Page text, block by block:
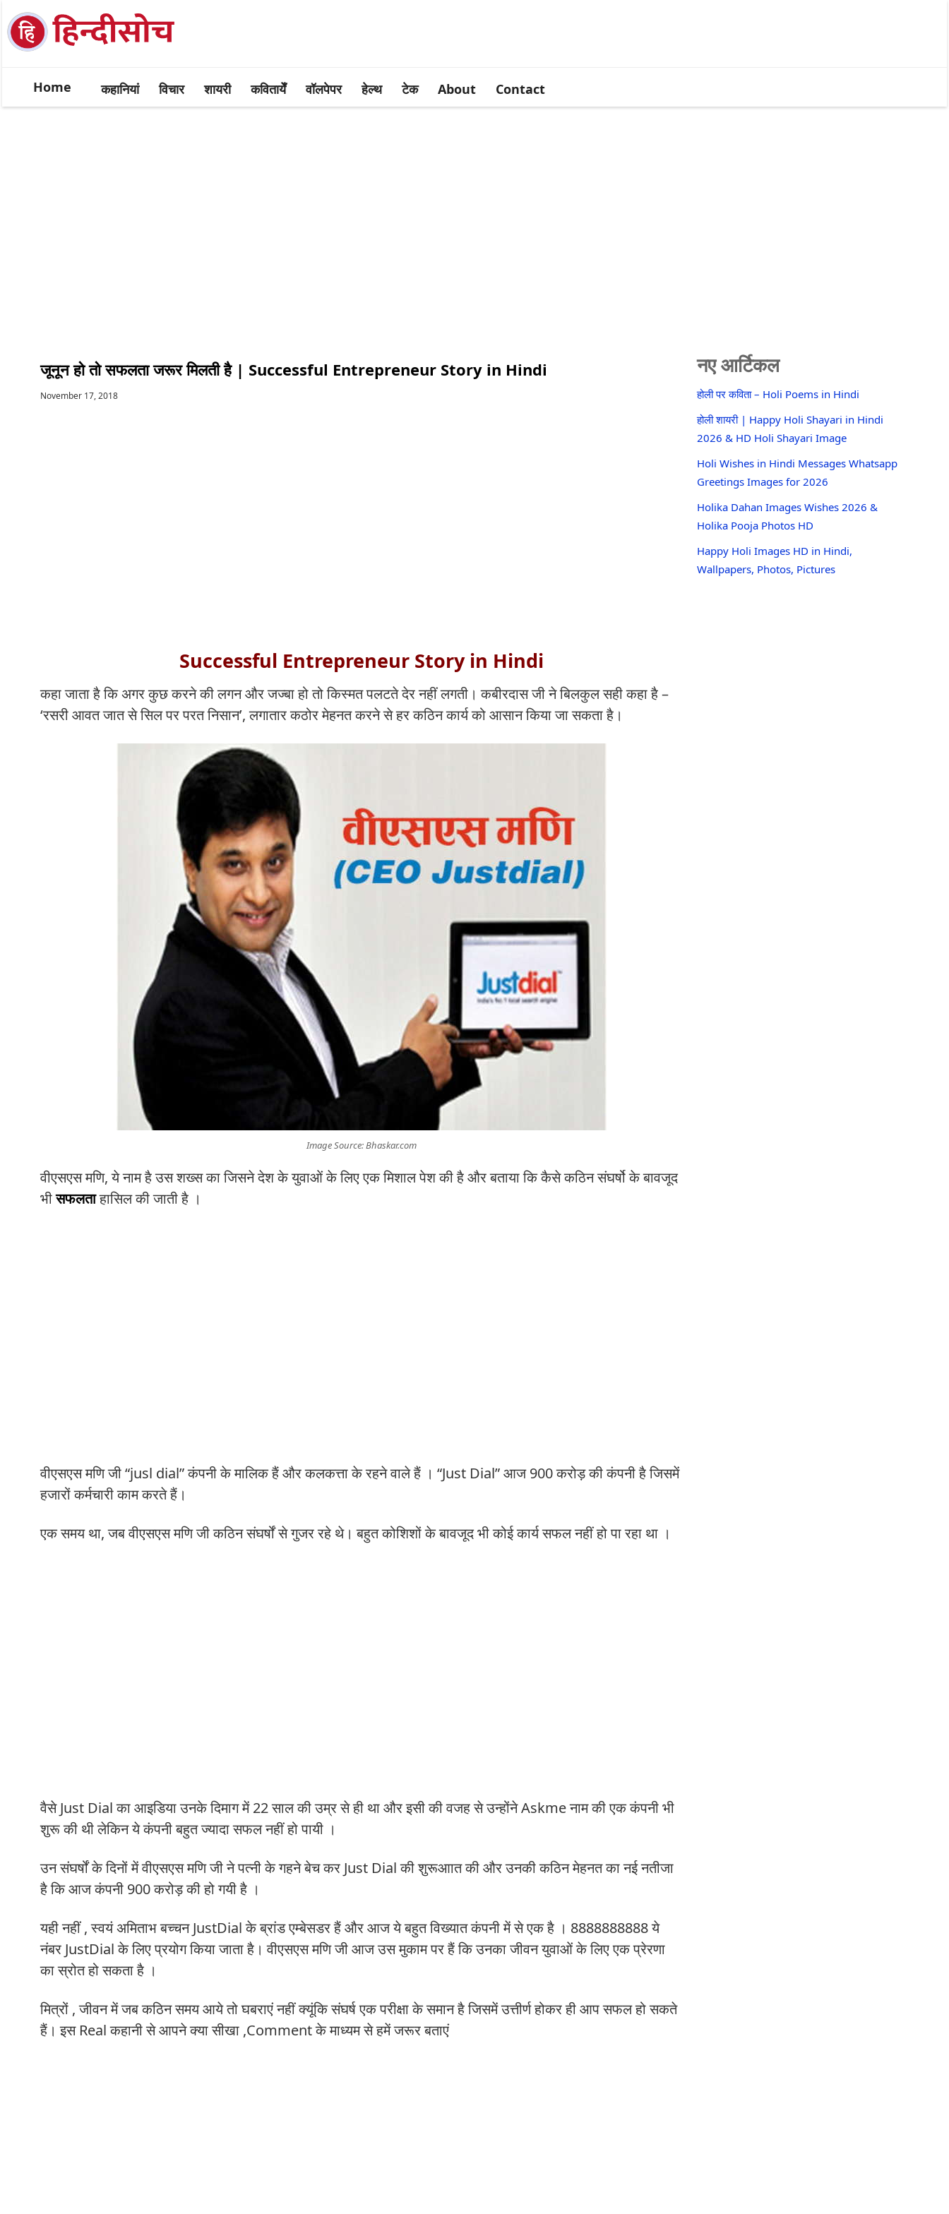
Home कहानियां विचार शायरी कवितायेँ वॉलपेपर हेल्थ टेक About Contact
जूनून हो तो सफलता जरूर मिलती है | Successful Entrepreneur Story in Hindi
November 17, 2018
Successful Entrepreneur Story in Hindi
कहा जाता है कि अगर कुछ करने की लगन और जज्बा हो तो किस्मत पलटते देर नहीं लगती। कबीरदास जी ने बिलकुल सही कहा है –
‘रसरी आवत जात से सिल पर परत निसान’, लगातार कठोर मेहनत करने से हर कठिन कार्य को आसान किया जा सकता है।
Image Source: Bhaskar.com
वीएसएस मणि, ये नाम है उस शख्स का जिसने देश के युवाओं के लिए एक मिशाल पेश की है और बताया कि कैसे कठिन संघर्षो के बावजूद
भीसफलताहासिल की जाती है ।
वीएसएस मणि जी “jusl dial” कंपनी के मालिक हैं और कलकत्ता के रहने वाले हैं । “Just Dial” आज 900 करोड़ की कंपनी है जिसमें
हजारों कर्मचारी काम करते हैं।
एक समय था, जब वीएसएस मणि जी कठिन संघर्षों से गुजर रहे थे। बहुत कोशिशों के बावजूद भी कोई कार्य सफल नहीं हो पा रहा था ।
वैसे Just Dial का आइडिया उनके दिमाग में 22 साल की उम्र से ही था और इसी की वजह से उन्होंने Askme नाम की एक कंपनी भी
शुरू की थी लेकिन ये कंपनी बहुत ज्यादा सफल नहीं हो पायी ।
उन संघर्षों के दिनों में वीएसएस मणि जी ने पत्नी के गहने बेच कर Just Dial की शुरूआात की और उनकी कठिन मेहनत का नई नतीजा
है कि आज कंपनी 900 करोड़ की हो गयी है ।
यही नहीं , स्वयं अमिताभ बच्चन JustDial के ब्रांड एम्बेसडर हैं और आज ये बहुत विख्यात कंपनी में से एक है । 8888888888 ये
नंबर JustDial के लिए प्रयोग किया जाता है। वीएसएस मणि जी आज उस मुकाम पर हैं कि उनका जीवन युवाओं के लिए एक प्रेरणा
का स्रोत हो सकता है ।
मित्रों , जीवन में जब कठिन समय आये तो घबराएं नहीं क्यूंकि संघर्ष एक परीक्षा के समान है जिसमें उत्तीर्ण होकर ही आप सफल हो सकते
हैं। इस Real कहानी से आपने क्या सीखा ,Comment के माध्यम से हमें जरूर बताएं
नए आर्टिकल
होली पर कविता – Holi Poems in Hindi
होली शायरी | Happy Holi Shayari in Hindi
2026 & HD Holi Shayari Image
Holi Wishes in Hindi Messages Whatsapp
Greetings Images for 2026
Holika Dahan Images Wishes 2026 &
Holika Pooja Photos HD
Happy Holi Images HD in Hindi,
Wallpapers, Photos, Pictures